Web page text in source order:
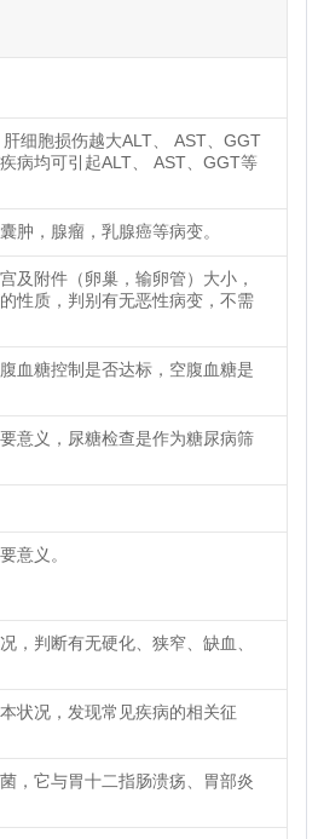
细胞损伤越大ALT、 AST、GGT
病均可引起ALT、 AST、GGT等
肿，腺瘤，乳腺癌等病变。
及附件（卵巢，输卵管）大小，
性质，判别有无恶性病变，不需
血糖控制是否达标，空腹血糖是
意义，尿糖检查是作为糖尿病筛
意义。
，判断有无硬化、狭窄、缺血、
状况，发现常见疾病的相关征
，它与胃十二指肠溃疡、胃部炎